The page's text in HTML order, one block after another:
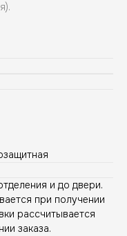
и до двери.
при получении
рассчитывается
заказа.